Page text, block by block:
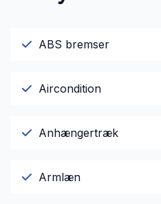
ABS bremser
Aircondition
Anhængertræk
Armlæn